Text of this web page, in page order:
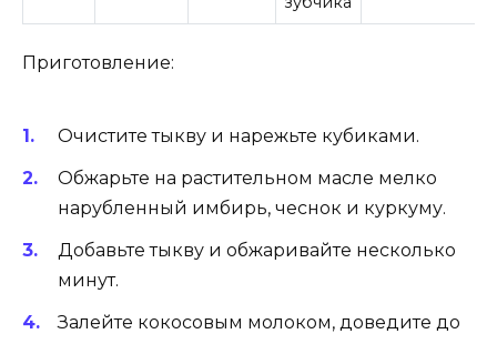
Приготовление:
Очистите тыкву и нарежьте кубиками.
Обжарьте на растительном масле мелко
нарубленный имбирь, чеснок и куркуму.
Добавьте тыкву и обжаривайте несколько
минут.
Залейте кокосовым молоком, доведите до